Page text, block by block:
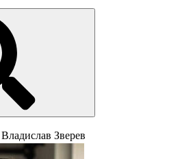
Владислав Зверев